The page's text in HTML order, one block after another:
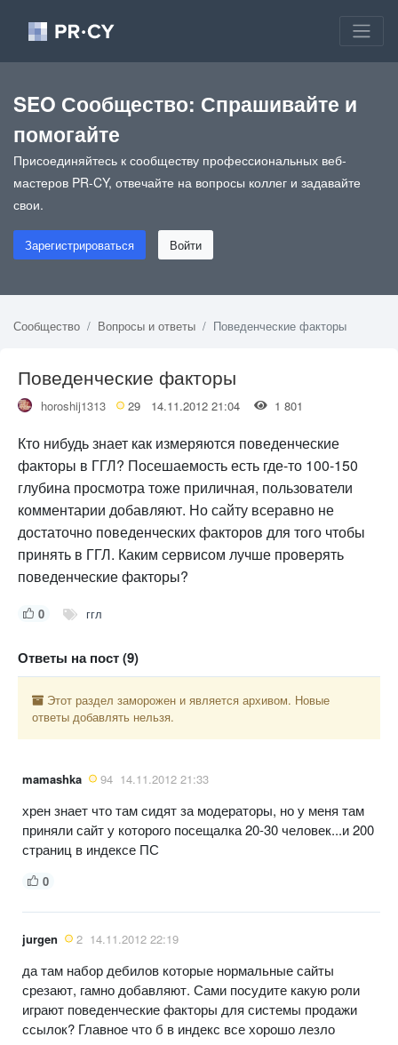
SEO Сообщество: Спрашивайте и
помогайте
Присоединяйтесь к сообществу профессиональных веб-
мастеров PR-CY, отвечайте на вопросы коллег и задавайте
свои.
Зарегистрироваться Войти
Сообщество Вопросы и ответы Поведенческие факторы
Поведенческие факторы
horoshij1313 29 14.11.2012 21:04 1 801
Кто нибудь знает как измеряются поведенческие
факторы в ГГЛ? Посешаемость есть где-то 100-150
глубина просмотра тоже приличная, пользователи
комментарии добавляют. Но сайту всеравно не
достаточно поведенческих факторов для того чтобы
принять в ГГЛ. Каким сервисом лучше проверять
поведенческие факторы?
0 ггл
Ответы на пост (9)
Этот раздел заморожен и является архивом. Новые
ответы добавлять нельзя.
mamashka 94 14.11.2012 21:33
хрен знает что там сидят за модераторы, но у меня там
приняли сайт у которого посещалка 20-30 человек...и 200
страниц в индексе ПС
0
jurgen 2 14.11.2012 22:19
да там набор дебилов которые нормальные сайты
срезают, гамно добавляют. Сами посудите какую роли
играют поведенческие факторы для системы продажи
ссылок? Главное что б в индекс все хорошо лезло